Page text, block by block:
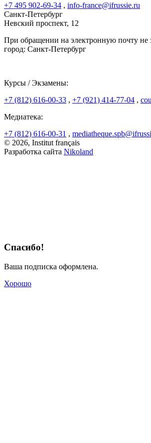
+7 495 902-69-34 , info-france@ifrussie.ru
Санкт-Петербург
Невский проспект, 12
При обращении на электронную почту не
город: Санкт-Петербург
Курсы / Экзамены:
+7 (812) 616-00-33 , +7 (921) 414-77-04 ,
Медиатека:
+7 (812) 616-00-31 ,
© 2026, Institut français
Разработка сайта Nikoland
Спасибо!
Ваша подписка оформлена.
Хорошо